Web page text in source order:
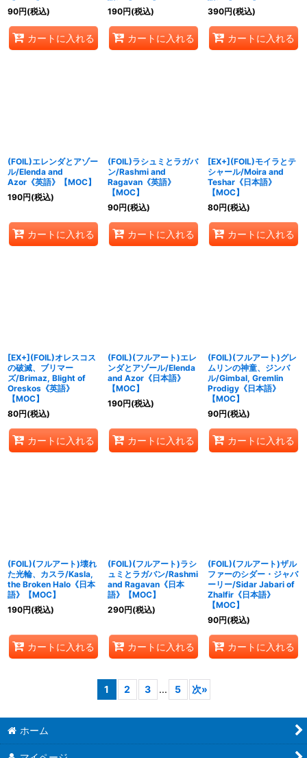
90円(税込)
カートに入れる
190円(税込)
カートに入れる
390円(税込)
カートに入れる
(FOIL)エレンダとアゾー
ル/Elenda and
Azor《英語》【MOC】
190円(税込)
カートに入れる
(FOIL)ラシュミとラガバ
ン/Rashmi and
Ragavan《英語》
【MOC】
90円(税込)
カートに入れる
[EX+](FOIL)モイラとテ
シャール/Moira and
Teshar《日本語》
【MOC】
80円(税込)
カートに入れる
[EX+](FOIL)オレスコス
の破滅、ブリマー
ズ/Brimaz, Blight of
Oreskos《英語》
【MOC】
80円(税込)
カートに入れる
(FOIL)(フルアート)エレ
ンダとアゾール/Elenda
and Azor《日本語》
【MOC】
190円(税込)
カートに入れる
(FOIL)(フルアート)グレ
ムリンの神童、ジンバ
ル/Gimbal, Gremlin
Prodigy《日本語》
【MOC】
90円(税込)
カートに入れる
(FOIL)(フルアート)壊れ
た光輪、カスラ/Kasla,
the Broken Halo《日本
語》【MOC】
190円(税込)
カートに入れる
(FOIL)(フルアート)ラシ
ュミとラガバン/Rashmi
and Ragavan《日本
語》【MOC】
290円(税込)
カートに入れる
(FOIL)(フルアート)ザル
ファーのシダー・ジャバ
ーリー/Sidar Jabari of
Zhalfir《日本語》
【MOC】
90円(税込)
カートに入れる
1 2 3 ... 5 次»
ホーム